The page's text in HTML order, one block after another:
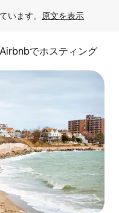
います。 原文を表示
Airbnbでホスティング